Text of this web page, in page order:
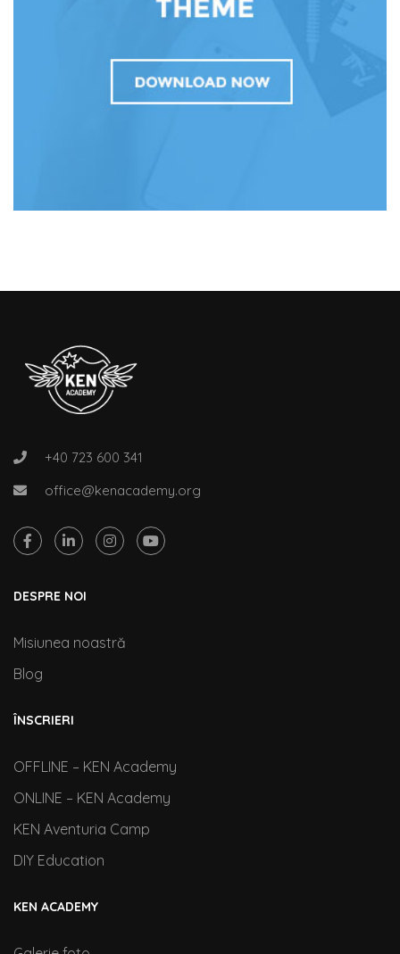
+40 723 600 341
office@kenacademy.org
DESPRE NOI
Misiunea noastră
Blog
ÎNSCRIERI
OFFLINE – KEN Academy
ONLINE – KEN Academy
KEN Aventuria Camp
DIY Education
KEN ACADEMY